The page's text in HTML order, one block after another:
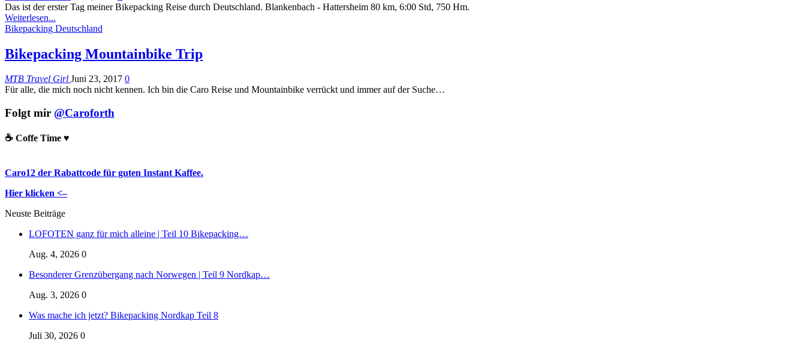
Das ist der erster Tag meiner Bikepacking Reise durch Deutschland. Blankenbach - Hattersheim 80 km, 6:00 Std, 750 Hm.
Weiterlesen...
Bikepacking Deutschland
Bikepacking Mountainbike Trip
MTB Travel Girl Juni 23, 2017 0
Für alle, die mich noch nicht kennen. Ich bin die Caro Reise und Mountainbike verrückt und immer auf der Suche…
Folgt mir @Caroforth
☕️ Coffe Time ♥️
Caro12 der Rabattcode für guten Instant Kaffee.
Hier klicken <–
Neuste Beiträge
LOFOTEN ganz für mich alleine | Teil 10 Bikepacking…
Aug. 4, 2026 0
Besonderer Grenzübergang nach Norwegen | Teil 9 Nordkap…
Aug. 3, 2026 0
Was mache ich jetzt? Bikepacking Nordkap Teil 8
Juli 30, 2026 0